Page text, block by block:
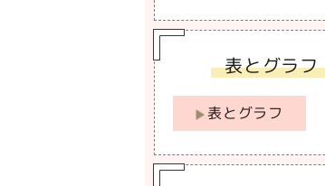
表とグラフ
表とグラフ